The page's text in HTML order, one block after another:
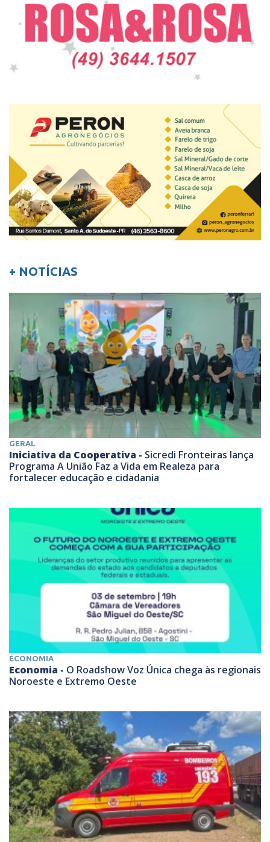
+ NOTÍCIAS
GERAL
Iniciativa da Cooperativa - Sicredi Fronteiras lança
Programa A União Faz a Vida em Realeza para
fortalecer educação e cidadania
ECONOMIA
Economia - O Roadshow Voz Única chega às regionais
Noroeste e Extremo Oeste